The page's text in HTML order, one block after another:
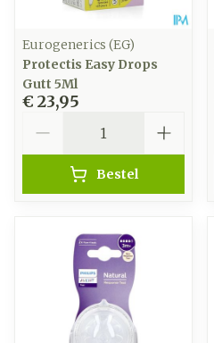
Eurogenerics (EG)
Protectis Easy Drops
Gutt 5Ml
€ 23,95
Bestel